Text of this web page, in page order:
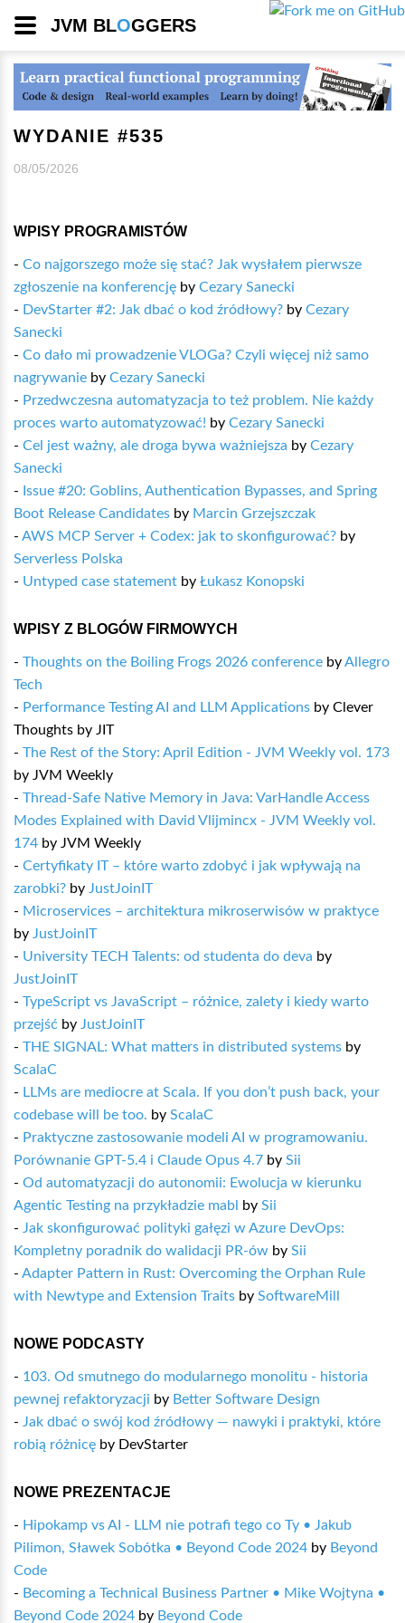
JVM BLOGGERS
WYDANIE #535
08/05/2026
WPISY PROGRAMISTÓW
- Co najgorszego może się stać? Jak wysłałem pierwsze
zgłoszenie na konferencję by Cezary Sanecki
- DevStarter #2: Jak dbać o kod źródłowy? by Cezary
Sanecki
- Co dało mi prowadzenie VLOGa? Czyli więcej niż samo
nagrywanie by Cezary Sanecki
- Przedwczesna automatyzacja to też problem. Nie każdy
proces warto automatyzować! by Cezary Sanecki
- Cel jest ważny, ale droga bywa ważniejsza by Cezary
Sanecki
- Issue #20: Goblins, Authentication Bypasses, and Spring
Boot Release Candidates by Marcin Grzejszczak
- AWS MCP Server + Codex: jak to skonfigurować? by
Serverless Polska
- Untyped case statement by Łukasz Konopski
WPISY Z BLOGÓW FIRMOWYCH
- Thoughts on the Boiling Frogs 2026 conference byAllegro
Tech
- Performance Testing AI and LLM Applications by Clever
Thoughts by JIT
- The Rest of the Story: April Edition - JVM Weekly vol. 173
by JVM Weekly
- Thread-Safe Native Memory in Java: VarHandle Access
Modes Explained with David Vlijmincx - JVM Weekly vol.
174 by JVM Weekly
- Certyfikaty IT – które warto zdobyć i jak wpływają na
zarobki? by JustJoinIT
- Microservices – architektura mikroserwisów w praktyce
by JustJoinIT
- University TECH Talents: od studenta do deva by
JustJoinIT
- TypeScript vs JavaScript – różnice, zalety i kiedy warto
przejść by JustJoinIT
- THE SIGNAL: What matters in distributed systems by
ScalaC
- LLMs are mediocre at Scala. If you don’t push back, your
codebase will be too. by ScalaC
- Praktyczne zastosowanie modeli AI w programowaniu.
Porównanie GPT-5.4 i Claude Opus 4.7 by Sii
- Od automatyzacji do autonomii: Ewolucja w kierunku
Agentic Testing na przykładzie mabl
by Sii
- Jak skonfigurować polityki gałęzi w Azure DevOps:
Kompletny poradnik do walidacji PR-ów by Sii
- Adapter Pattern in Rust: Overcoming the Orphan Rule
with Newtype and Extension Traits by SoftwareMill
NOWE PODCASTY
- 103. Od smutnego do modularnego monolitu - historia
pewnej refaktoryzacji by Better Software Design
- Jak dbać o swój kod źródłowy — nawyki i praktyki, które
robią różnicę by DevStarter
NOWE PREZENTACJE
- Hipokamp vs AI - LLM nie potrafi tego co Ty • Jakub
Pilimon, Sławek Sobótka • Beyond Code 2024 by Beyond
Code
- Becoming a Technical Business Partner • Mike Wojtyna •
Beyond Code 2024 by Beyond Code